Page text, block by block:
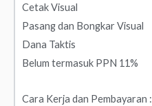
Cetak Visual
Pasang dan Bongkar Visual
Dana Taktis
Belum termasuk PPN 11%
Cara Kerja dan Pembayaran :